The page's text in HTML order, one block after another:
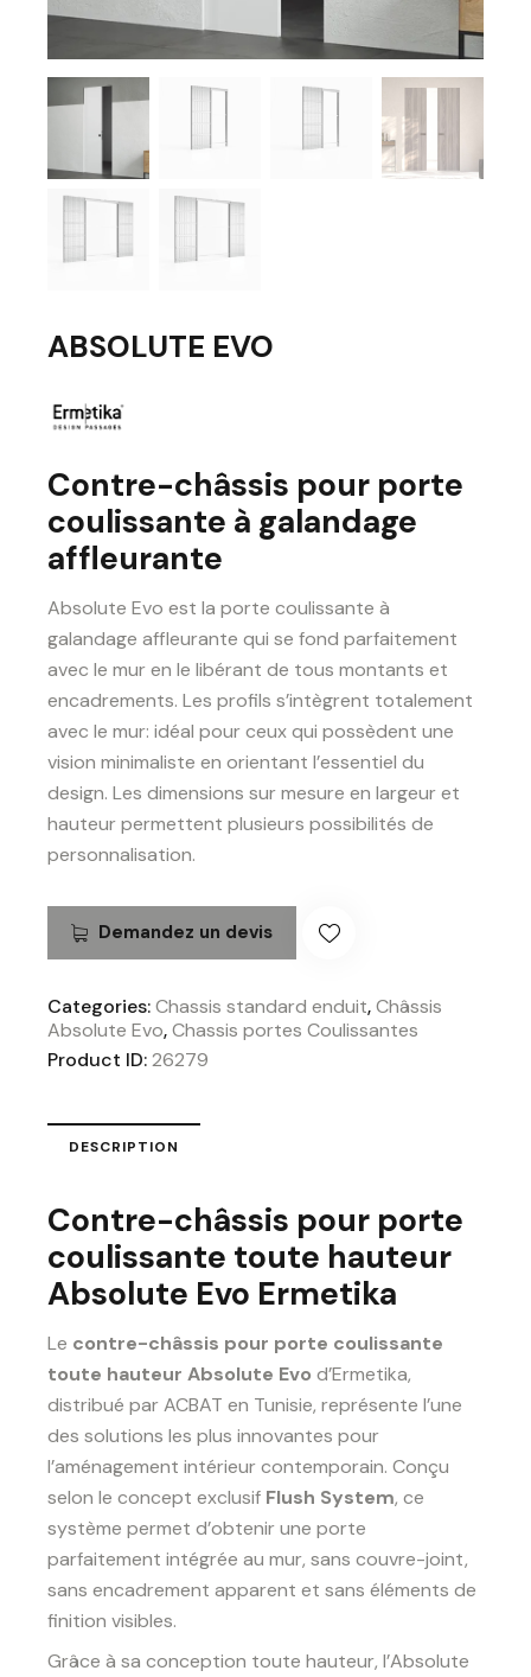
ABSOLUTE EVO
Contre-châssis pour porte
coulissante à galandage
affleurante
Absolute Evo est la porte coulissante à
galandage affleurante qui se fond parfaitement
avec le mur en le libérant de tous montants et
encadrements. Les profils s’intègrent totalement
avec le mur: idéal pour ceux qui possèdent une
vision minimaliste en orientant l’essentiel du
design. Les dimensions sur mesure en largeur et
hauteur permettent plusieurs possibilités de
personnalisation.
Demandez un devis
Categories:Chassis standard enduit,Châssis
Absolute Evo,Chassis portes Coulissantes
Product ID:26279
DESCRIPTION
Contre-châssis pour porte
coulissante toute hauteur
Absolute Evo Ermetika
Le contre-châssis pour porte coulissante
toute hauteur Absolute Evo d’Ermetika,
distribué par ACBAT en Tunisie, représente l’une
des solutions les plus innovantes pour
l’aménagement intérieur contemporain. Conçu
selon le concept exclusif Flush System, ce
système permet d’obtenir une porte
parfaitement intégrée au mur, sans couvre-joint,
sans encadrement apparent et sans éléments de
finition visibles.
Grâce à sa conception toute hauteur, l’Absolute